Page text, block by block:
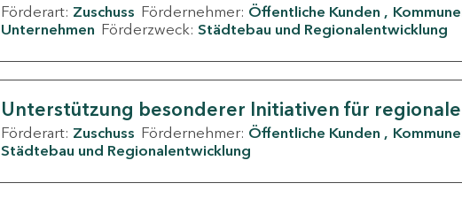
Förderart: Zuschuss Fördernehmer: Öffentliche Kunden
Unternehmen Förderzweck: Städtebau und Regionalentwicklung
Unterstützung besonderer Initiativen für
Förderart: Zuschuss Fördernehmer: Öffentliche Kunden
Städtebau und Regionalentwicklung